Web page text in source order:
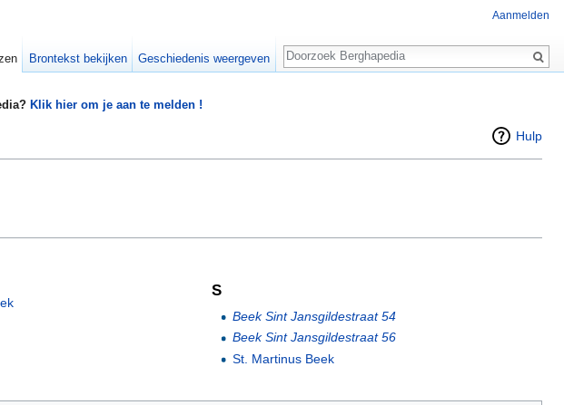
Klik hier om je aan te melden !
Hulp
S
Beek Sint Jansgildestraat 54
Beek Sint Jansgildestraat 56
St. Martinus Beek
Aanmelden
Brontekst bekijken Geschiedenis weergeven
Zoeken